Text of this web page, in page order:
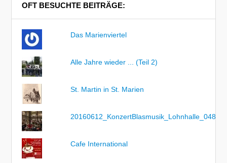
OFT BESUCHTE BEITRÄGE:
Das Marienviertel
Alle Jahre wieder ... (Teil 2)
St. Martin in St. Marien
20160612_KonzertBlasmusik_Lohnhalle_048
Cafe International